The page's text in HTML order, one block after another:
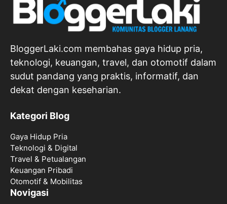
BloggerLaki.com membahas gaya hidup pria,
teknologi, keuangan, travel, dan otomotif dalam
sudut pandang yang praktis, informatif, dan
dekat dengan keseharian.
Kategori Blog
Gaya Hidup Pria
Teknologi & Digital
Travel & Petualangan
Keuangan Pribadi
Otomotif & Mobilitas
Novigasi